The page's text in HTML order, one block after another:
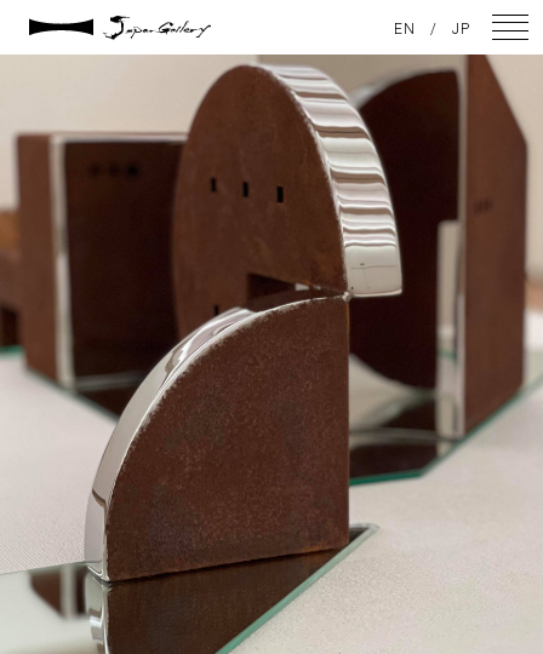
201499175_154193580035535_8160961850976357666_n
EN / JP
NEWS
ARTISTS
INSPIRATION
ABOUT US
CONTACT
FACEBOOK
INSTAGRAM